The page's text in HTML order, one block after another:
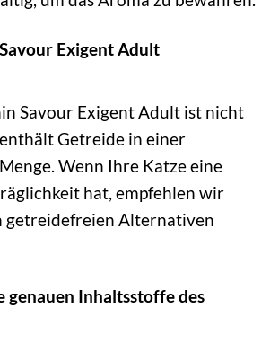
Exigent Adult
Savour Exigent Adult ist nicht
enthält Getreide in einer
Wenn Ihre Katze eine
hat, empfehlen wir
getreidefreien Alternativen
genauen Inhaltsstoffe des